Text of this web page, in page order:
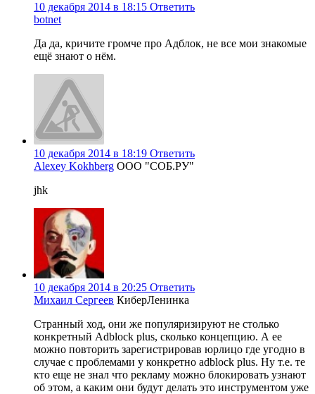
10 декабря 2014 в 18:15 Ответить
botnet
Да да, кричите громче про Адблок, не все мои знакомые
ещё знают о нём.
10 декабря 2014 в 18:19 Ответить
Alexey Kokhberg ООО "СОБ.РУ"
jhk
10 декабря 2014 в 20:25 Ответить
Михаил Сергеев КиберЛенинка
Странный ход, они же популяризируют не столько
конкретный Adblock plus, сколько концепцию. А ее
можно повторить зарегистрировав юрлицо где угодно в
случае с проблемами у конкретно adblock plus. Ну т.е. те
кто еще не знал что рекламу можно блокировать узнают
об этом, а каким они будут делать это инструментом уже